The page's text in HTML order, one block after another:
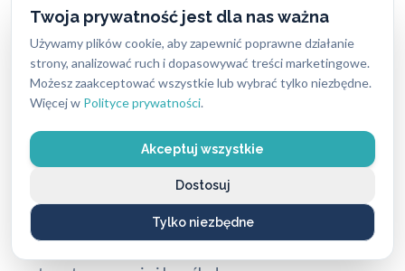
Twoja prywatność jest dla nas ważna
Używamy plików cookie, aby zapewnić poprawne działanie
strony, analizować ruch i dopasowywać treści marketingowe.
Możesz zaakceptować wszystkie lub wybrać tylko niezbędne.
Więcej w Polityce prywatności.
Akceptuj wszystkie
Tylko niezbędne
Dostosuj
awaryjne otwieranie auta jako szybką pomoc w
nagłych sytuacjach. W praktyce oznacza to
profesjonalne awaryjne otwieranie zamków bez
szkody dla mechanizmu. Działamy z najwyższą
precyzją, stosując techniki, które pozwalają
bezpiecznie otworzyć drzwi samochodu bez
ryzyka porysowania lakieru czy uszkodzenia
uszczelek. Dzięki doświadczeniu naszych
fachowców drzwi auta odzyskują pełną
funkcjonalność, a Państwa samochód zostaje